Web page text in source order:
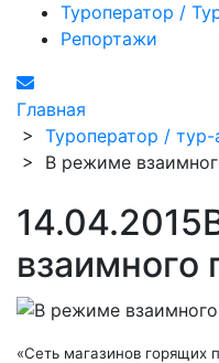
Туроператор /
Репортажи
Главная
> Туроператор / тур-
> В режиме
14.04.2015
взаимного
«Сеть магазинов горящих